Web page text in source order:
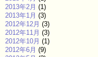
2013年2月 (1)
2013年1月 (3)
2012年12月 (3)
2012年11月 (3)
2012年10月 (1)
2012年6月 (9)